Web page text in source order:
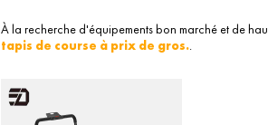
À la recherche d'équipements bon marché et de
tapis de course à prix de gros..